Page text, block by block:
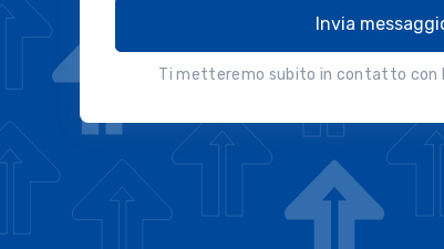
Invia
Ti metteremo subito in contatto con